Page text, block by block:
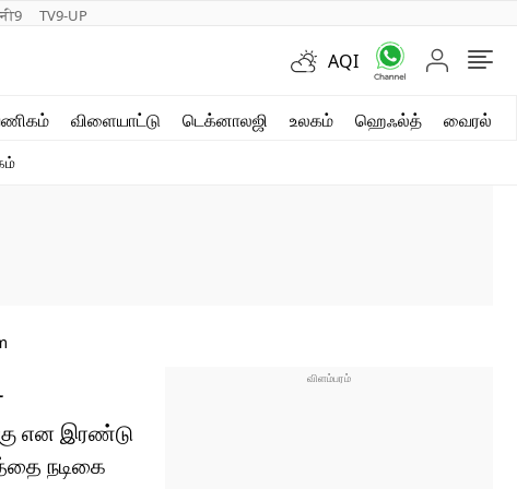
TV9-UP
AQI
விளையாட்டு டெக்னாலஜி உலகம் ஹெஃல்த் வைரல்
என இரண்டு
நடிகை